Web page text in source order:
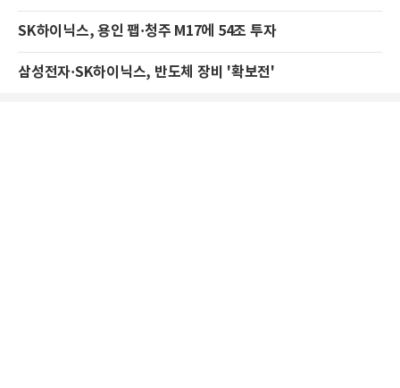
SK하이닉스, 용인 팹·청주 M17에 54조 투자
삼성전자·SK하이닉스, 반도체 장비 '확보전'